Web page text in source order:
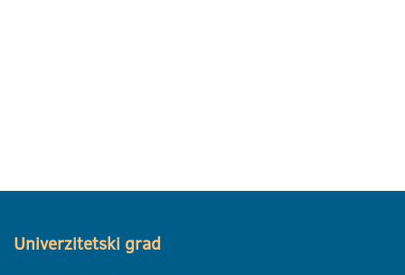
Univerzitetski grad